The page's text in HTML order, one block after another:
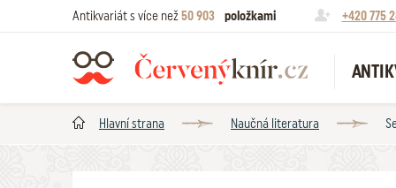
Antikvariát s více než50 903 položkami +420 775
Hlavní strana Naučná literatura